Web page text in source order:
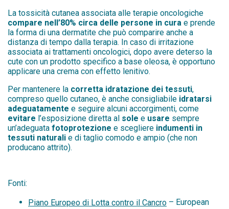
La tossicità cutanea associata alle terapie oncologiche
compare nell’80% circa delle persone in cura e prende
la forma di una dermatite che può comparire anche a
distanza di tempo dalla terapia. In caso di irritazione
associata ai trattamenti oncologici, dopo avere deterso la
cute con un prodotto specifico a base oleosa, è opportuno
applicare una crema con effetto lenitivo.
Per mantenere la corretta idratazione dei tessuti,
compreso quello cutaneo, è anche consigliabile idratarsi
adeguatamente e seguire alcuni accorgimenti, come
evitare l’esposizione diretta al sole e usare sempre
un’adeguata fotoprotezione e scegliere indumenti in
tessuti naturali e di taglio comodo e ampio (che non
producano attrito).
Fonti:
Piano Europeo di Lotta contro il Cancro – European